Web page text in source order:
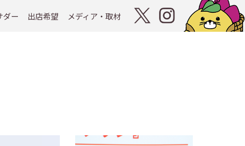
ダー 出店希望 メディア・取材